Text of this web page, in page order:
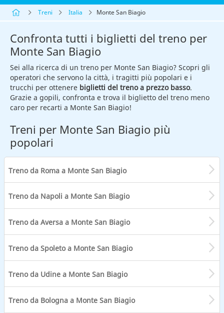
Treni Italia Monte San Biagio
Confronta tutti i biglietti del treno per
Monte San Biagio
Sei alla ricerca di un treno per Monte San Biagio? Scopri gli
operatori che servono la città, i tragitti più popolari e i
trucchi per ottenere biglietti del treno a prezzo basso.
Grazie a gopili, confronta e trova il biglietto del treno meno
caro per recarti a Monte San Biagio!
Treni per Monte San Biagio più
popolari
Treno da Roma a Monte San Biagio
Treno da Napoli a Monte San Biagio
Treno da Aversa a Monte San Biagio
Treno da Spoleto a Monte San Biagio
Treno da Udine a Monte San Biagio
Treno da Bologna a Monte San Biagio